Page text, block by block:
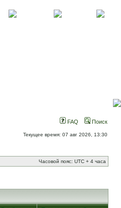
FAQ Поиск
Текущее время: 07 авг 2026, 13:30
Часовой пояс: UTC + 4 часа